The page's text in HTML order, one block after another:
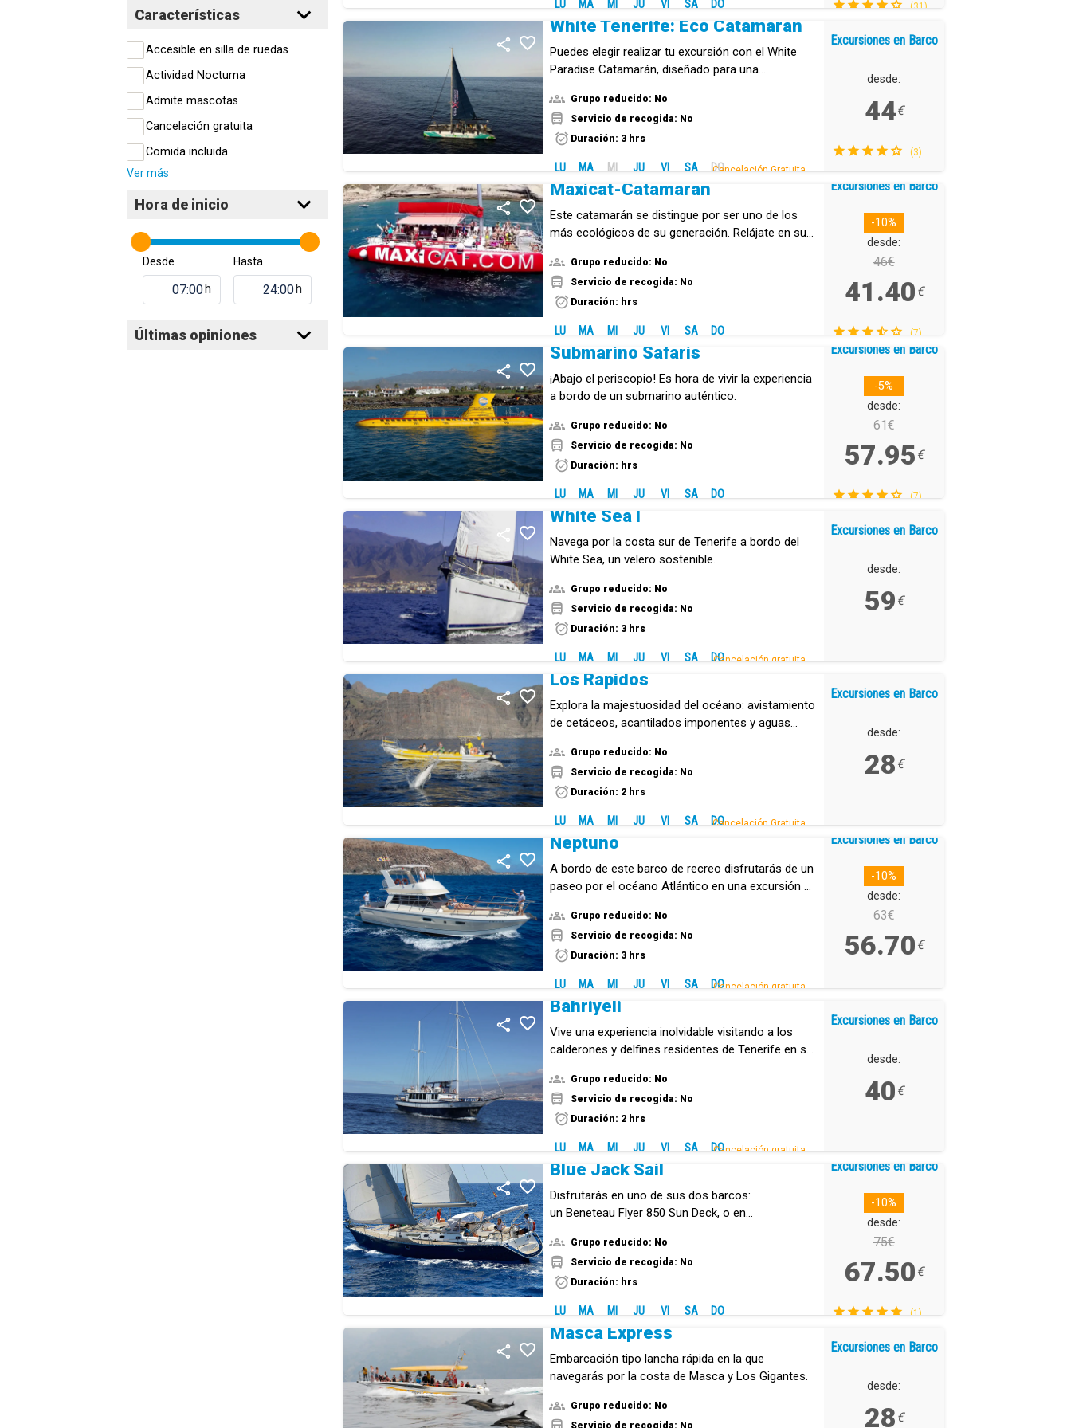
Características
Accesible en silla de ruedas
Actividad Nocturna
Admite mascotas
Cancelación gratuita
Comida incluida
Ver más
Hora de inicio
Desde
h
Hasta
h
Últimas opiniones
LU MA MI JU VI SA DO (31)
White Tenerife: Eco Catamarán
Puedes elegir realizar tu excursión con el White
Paradise Catamarán, diseñado para una
Grupo reducido: No
Servicio de recogida: No
Duración: 3 hrs
LU MA MI JU VI SA DO
Cancelación Gratuita.
Excursiones en Barco
desde:
44€
(3)
Maxicat-Catamarán
Este catamarán se distingue por ser uno de los
más ecológicos de su generación. Relájate en su
Grupo reducido: No
Servicio de recogida: No
Duración: hrs
LU MA MI JU VI SA DO
Excursiones en Barco
-10%
desde:
46€
41.40 €
(7)
Submarino Safaris
¡Abajo el periscopio! Es hora de vivir la experiencia
a bordo de un submarino auténtico.
Grupo reducido: No
Servicio de recogida: No
Duración: hrs
LU MA MI JU VI SA DO
Excursiones en Barco
-5%
desde:
61€
57.95 €
(7)
White Sea I
Navega por la costa sur de Tenerife a bordo del
White Sea, un velero sostenible.
Grupo reducido: No
Servicio de recogida: No
Duración: 3 hrs
LU MA MI JU VI SA DO
Cancelación gratuita.
Excursiones en Barco
desde:
59 €
Los Rápidos
Explora la majestuosidad del océano: avistamiento
de cetáceos, acantilados imponentes y aguas
Grupo reducido: No
Servicio de recogida: No
Duración: 2 hrs
LU MA MI JU VI SA DO
Cancelación Gratuita.
Excursiones en Barco
desde:
28 €
Neptuno
A bordo de este barco de recreo disfrutarás de un
paseo por el océano Atlántico en una excursión en
Grupo reducido: No
Servicio de recogida: No
Duración: 3 hrs
LU MA MI JU VI SA DO
Cancelación gratuita.
Excursiones en Barco
-10%
desde:
63€
56.70 €
Bahriyeli
Vive una experiencia inolvidable visitando a los
calderones y delfines residentes de Tenerife en su
Grupo reducido: No
Servicio de recogida: No
Duración: 2 hrs
LU MA MI JU VI SA DO
Cancelación gratuita.
Excursiones en Barco
desde:
40 €
Blue Jack Sail
Disfrutarás en uno de sus dos barcos:
un Beneteau Flyer 850 Sun Deck, o en
Grupo reducido: No
Servicio de recogida: No
Duración: hrs
LU MA MI JU VI SA DO
Excursiones en Barco
-10%
desde:
75€
67.50 €
(1)
Masca Express
Embarcación tipo lancha rápida en la que
navegarás por la costa de Masca y Los Gigantes.
Grupo reducido: No
Servicio de recogida: No
Excursiones en Barco
desde:
28 €